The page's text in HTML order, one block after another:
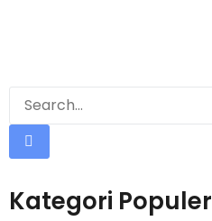
Kategori Populer